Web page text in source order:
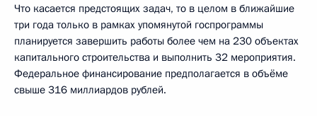
Что касается предстоящих задач, то в целом в ближайшие
три года только в рамках упомянутой госпрограммы
планируется завершить работы более чем на 230 объектах
капитального строительства и выполнить 32 мероприятия.
Федеральное финансирование предполагается в объёме
свыше 316 миллиардов рублей.